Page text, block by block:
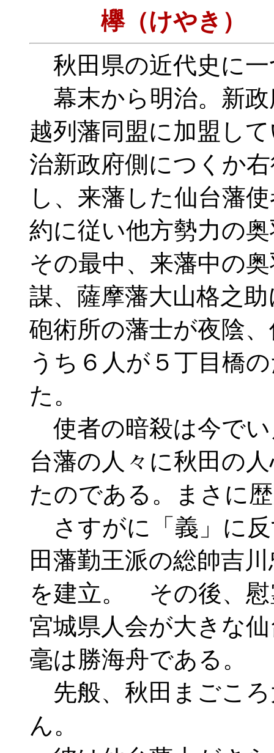
欅（けやき）
秋田県の近代史に
幕末から明治。新政
越列藩同盟に加盟し
治新政府側につくか
し、来藩した仙台藩
約に従い他方勢力の
その最中、来藩中の
謀、薩摩藩大山格之
砲術所の藩士が夜陰
うち６人が５丁目橋
た。
使者の暗殺は今で
台藩の人々に秋田の
たのである。まさに
さすがに「義」に
田藩勤王派の総帥吉
を建立。 その後、慰
宮城県人会が大きな
毫は勝海舟である。
先般、秋田まごこ
ん。